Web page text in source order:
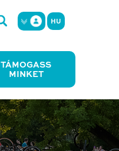
HU
TÁMOGASS
MINKET